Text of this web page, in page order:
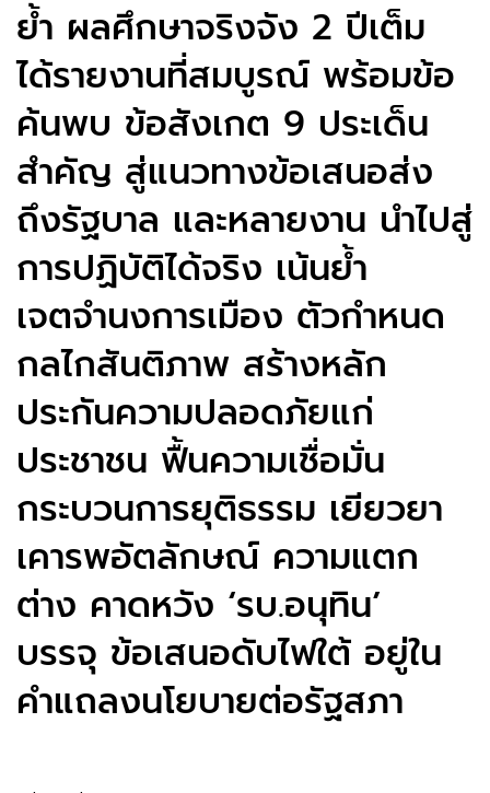
ย้ำ ผลศึกษาจริงจัง 2 ปีเต็ม
ได้รายงานที่สมบูรณ์ พร้อมข้อ
ค้นพบ ข้อสังเกต 9 ประเด็น
สำคัญ สู่แนวทางข้อเสนอส่ง
ถึงรัฐบาล และหลายงาน นำไปสู่
การปฏิบัติได้จริง เน้นย้ำ
เจตจำนงการเมือง ตัวกำหนด
กลไกสันติภาพ สร้างหลัก
ประกันความปลอดภัยแก่
ประชาชน ฟื้นความเชื่อมั่น
กระบวนการยุติธรรม เยียวยา
เคารพอัตลักษณ์ ความแตก
ต่าง คาดหวัง ‘รบ.อนุทิน’
บรรจุ ข้อเสนอดับไฟใต้ อยู่ใน
คำแถลงนโยบายต่อรัฐสภา